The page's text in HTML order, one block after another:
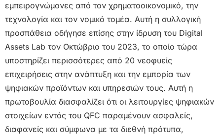
εμπειρογνώμονες από τον χρηματοοικονομικό, την
τεχνολογία και τον νομικό τομέα. Αυτή η συλλογική
προσπάθεια οδήγησε επίσης στην ίδρυση του Digital
Assets Lab τον Οκτώβριο του 2023, το οποίο τώρα
υποστηρίζει περισσότερες από 20 νεοφυείς
επιχειρήσεις στην ανάπτυξη και την εμπορία των
ψηφιακών προϊόντων και υπηρεσιών τους. Αυτή η
πρωτοβουλία διασφαλίζει ότι οι λειτουργίες ψηφιακών
στοιχείων εντός του QFC παραμένουν ασφαλείς,
διαφανείς και σύμφωνα με τα διεθνή πρότυπα,